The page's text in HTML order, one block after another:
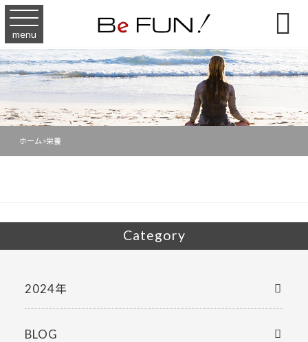
menu 
ホーム >栄養
Category
2024年
BLOG